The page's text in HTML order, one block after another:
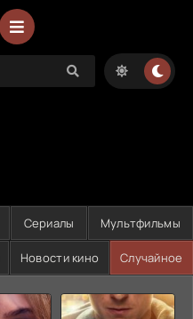
Сериалы Мультфильмы
Новости кино Случайное